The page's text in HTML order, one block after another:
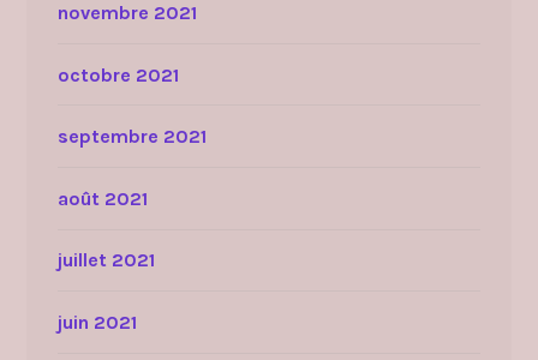
novembre 2021
octobre 2021
septembre 2021
août 2021
juillet 2021
juin 2021